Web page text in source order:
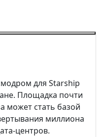
для Starship
Площадка почти
может стать базой
миллиона
центров.